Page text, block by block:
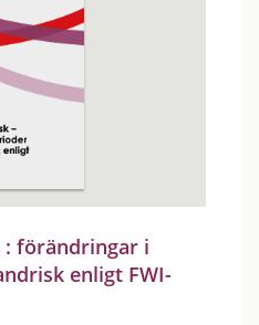
förändringar i
enligt FWI-